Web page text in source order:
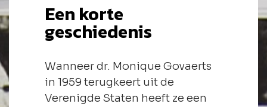
Een korte
geschiedenis
Wanneer dr. Monique Govaerts
in 1959 terugkeert uit de
Verenigde Staten heeft ze een